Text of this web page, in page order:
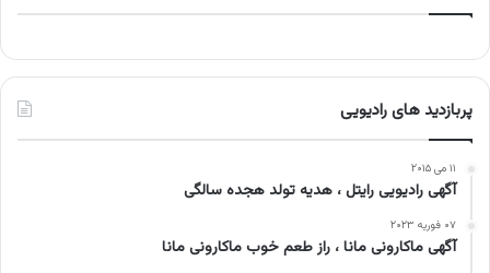
پربازدید های رادیویی
۱۱ می ۲۰۱۵
آگهی رادیویی رایتل ، هدیه تولد هجده سالگی
۰۷ فوریه ۲۰۲۳
آگهی ماکارونی مانا ، راز طعم خوب ماکارونی مانا